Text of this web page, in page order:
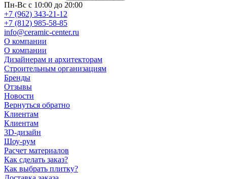
Пн-Вс с 10:00 до 20:00
+7 (962) 343-21-12
+7 (812) 985-58-85
info@ceramic-center.ru
О компании
О компании
Дизайнерам и архитекторам
Строительным организациям
Бренды
Отзывы
Новости
Вернуться обратно
Клиентам
Клиентам
3D-дизайн
Шоу-рум
Расчет материалов
Как сделать заказ?
Как выбрать плитку?